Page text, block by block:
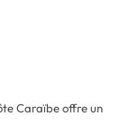
Caraïbe offre un